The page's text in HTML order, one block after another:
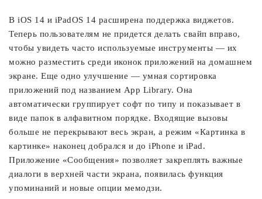
В iOS 14 и iPadOS 14 расширена поддержка виджетов.
Теперь пользователям не придется делать свайп вправо,
чтобы увидеть часто используемые инструменты — их
можно разместить среди иконок приложений на домашнем
экране. Еще одно улучшение — умная сортировка
приложений под названием App Library. Она
автоматически группирует софт по типу и показывает в
виде папок в алфавитном порядке. Входящие вызовы
больше не перекрывают весь экран, а режим «Картинка в
картинке» наконец добрался и до iPhone и iPad.
Приложение «Сообщения» позволяет закреплять важные
диалоги в верхней части экрана, появилась функция
упоминаний и новые опции мемодзи.